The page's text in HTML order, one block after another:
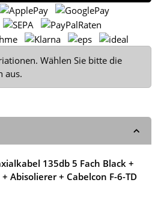
Wählen Sie bitte die
aus.
135db 5 Fach Black +
Abisolierer + Cabelcon F-6-TD